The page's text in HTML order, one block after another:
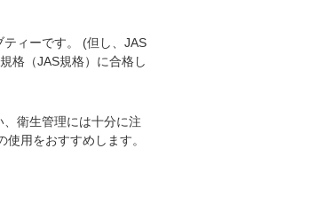
ィーです。 (但し、JAS
格（JAS規格）に合格し
衛生管理には十分に注
用をおすすめします。